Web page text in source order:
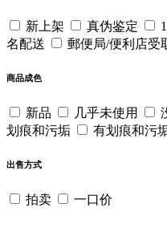
新上架 真伪鉴定
名配送
郵便局/便利店受
商品成色
新品 几乎未使用
划痕和污垢
有划痕和污
出售方式
拍卖 一口价